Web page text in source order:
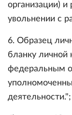
организации) и
увольнении с
6. Образец
бланку личной
федеральным
деятельности.";